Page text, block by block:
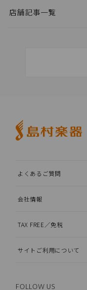
店舗記事一覧
よくあるご質問
会社情報
TAX FREE／免税
サイトご利用について
FOLLOW US